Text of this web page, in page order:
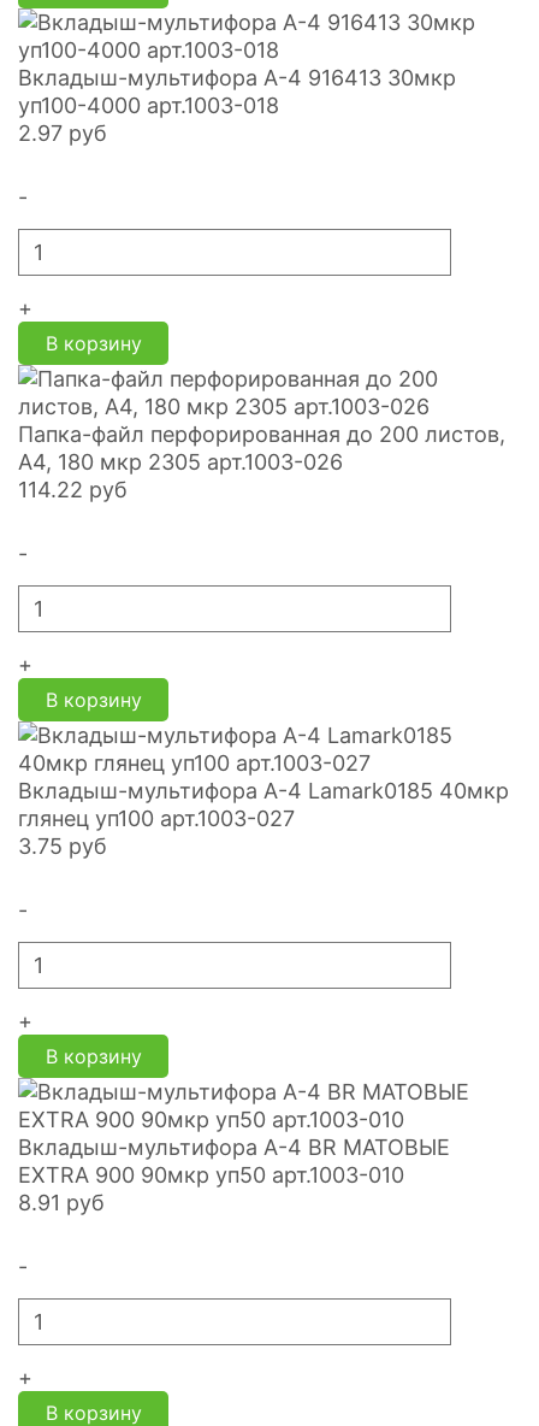
Вкладыш-мультифора А-4 916413 30мкр
уп100-4000 арт.1003-018
2.97 руб
-
+
В корзину
Папка-файл перфорированная до 200 листов,
А4, 180 мкр 2305 арт.1003-026
114.22 руб
-
+
В корзину
Вкладыш-мультифора A-4 Lamark0185 40мкр
глянец уп100 арт.1003-027
3.75 руб
-
+
В корзину
Вкладыш-мультифора A-4 BR МАТОВЫЕ
EXTRA 900 90мкр уп50 арт.1003-010
8.91 руб
-
+
В корзину